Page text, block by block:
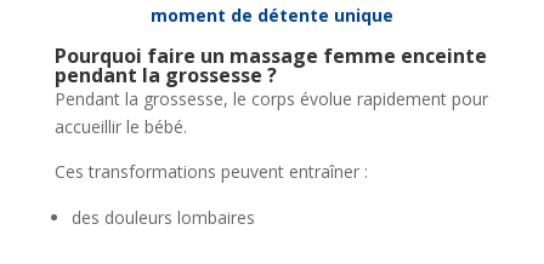
moment de détente unique
Pourquoi faire un massage femme enceinte
pendant la grossesse ?
Pendant la grossesse, le corps évolue rapidement pour
accueillir le bébé.
Ces transformations peuvent entraîner :
des douleurs lombaires